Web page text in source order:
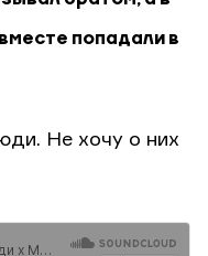
попадали в
Не хочу о них